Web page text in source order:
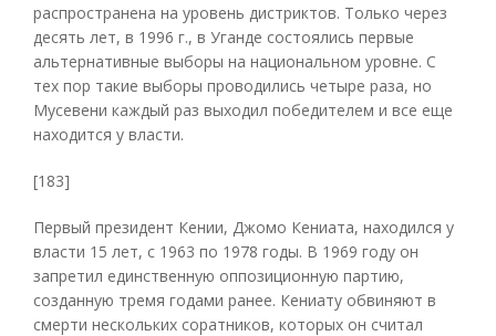
распространена на уровень дистриктов. Только через
десять лет, в 1996 г., в Уганде состоялись первые
альтернативные выборы на национальном уровне. С
тех пор такие выборы проводились четыре раза, но
Мусевени каждый раз выходил победителем и все еще
находится у власти.
[183]
Первый президент Кении, Джомо Кениата, находился у
власти 15 лет, с 1963 по 1978 годы. В 1969 году он
запретил единственную оппозиционную партию,
созданную тремя годами ранее. Кениату обвиняют в
смерти нескольких соратников, которых он считал